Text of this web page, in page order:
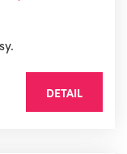
DETAIL